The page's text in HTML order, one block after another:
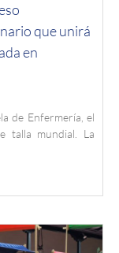
que unirá
en
de Enfermería, el
talla mundial. La